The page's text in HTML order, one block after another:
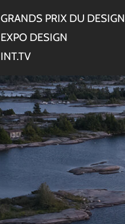
GRANDS PRIX DU DESIGN
EXPO DESIGN
INT.TV